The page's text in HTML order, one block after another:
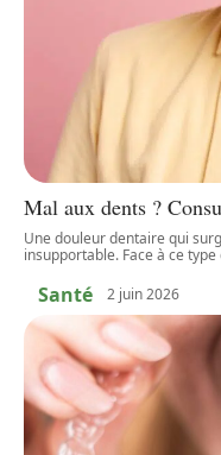
Mal aux dents ?
Une douleur dentaire qui
insupportable. Face à ce
Santé 2 juin 2026